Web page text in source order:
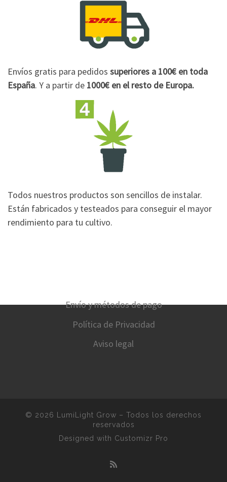
Envíos gratis para pedidos superiores a 100€ en toda
España. Y a partir de 1000€ en el resto de Europa.
Todos nuestros productos son sencillos de instalar.
Están fabricados y testeados para conseguir el mayor
rendimiento para tu cultivo.
Envío y métodos de pago
Política de Privacidad
Aviso legal
© 2026 LumiLight Grow – Todos los derechos
reservados
Designed with Customizr Pro